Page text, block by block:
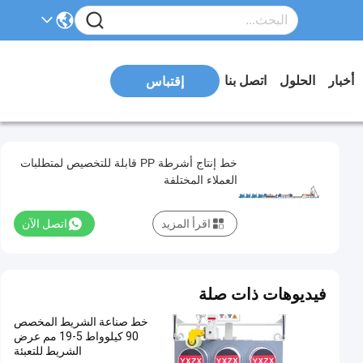
أخبار الحلول اتصل بنا إقتباس
خط إنتاج أشرطة PP قابلة للتخصيص لمتطلبات
العملاء المختلفة
اتصل الآن اقرأ المزيد
فيديوهات ذات صلة
خط صناعة الشريط المخصص
90 كيلوواط 5-19 مم عرض
الشريط للتعبئة